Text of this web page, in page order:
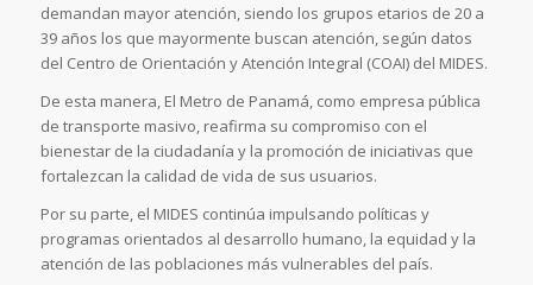
demandan mayor atención, siendo los grupos etarios de 20 a
39 años los que mayormente buscan atención, según datos
del Centro de Orientación y Atención Integral (COAI) del MIDES.
De esta manera, El Metro de Panamá, como empresa pública
de transporte masivo, reafirma su compromiso con el
bienestar de la ciudadanía y la promoción de iniciativas que
fortalezcan la calidad de vida de sus usuarios.
Por su parte, el MIDES continúa impulsando políticas y
programas orientados al desarrollo humano, la equidad y la
atención de las poblaciones más vulnerables del país.